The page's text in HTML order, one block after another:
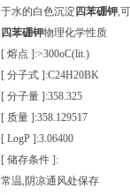
于水的白色沉淀 四苯硼钾,
四苯硼钾物理化学性质
[ 熔点 ]:>300oC(lit.)
[ 分子式 ]:C24H20BK
[ 分子量 ]:358.325
[ 质量 ]:358.129517
[ LogP ]:3.06400
[ 储存条件 ]:
常温,阴凉通风处保存